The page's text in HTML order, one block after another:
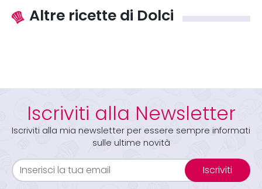
Altre ricette di Dolci
Iscriviti alla Newsletter
Iscriviti alla mia newsletter per essere sempre informati
sulle ultime novità
Iscriviti